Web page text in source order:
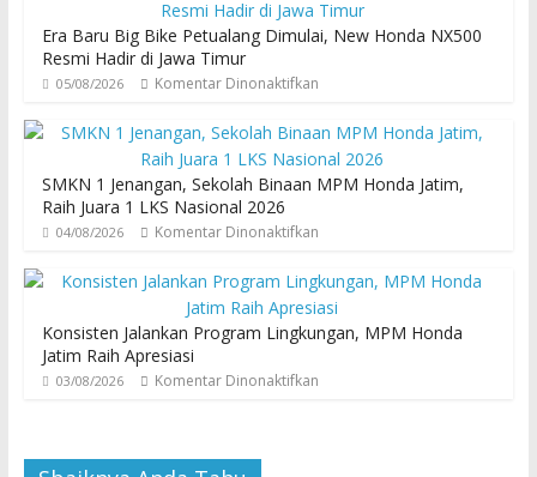
Era Baru Big Bike Petualang Dimulai, New Honda NX500
Resmi Hadir di Jawa Timur
05/08/2026 Komentar Dinonaktifkan
SMKN 1 Jenangan, Sekolah Binaan MPM Honda Jatim,
Raih Juara 1 LKS Nasional 2026
04/08/2026 Komentar Dinonaktifkan
Konsisten Jalankan Program Lingkungan, MPM Honda
Jatim Raih Apresiasi
03/08/2026 Komentar Dinonaktifkan